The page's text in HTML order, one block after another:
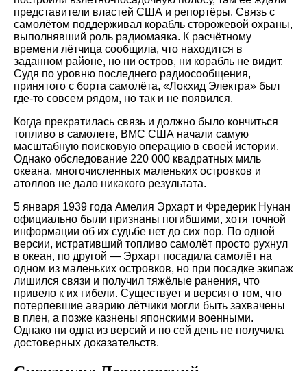
представители властей США и репортёры. Связь с
самолётом поддерживал корабль сторожевой охраны,
выполнявший роль радиомаяка. К расчётному
времени лётчица сообщила, что находится в
заданном районе, но ни остров, ни корабль не видит.
Судя по уровню последнего радиосообщения,
принятого с борта самолёта, «Локхид Электра» был
где-то совсем рядом, но так и не появился.
Когда прекратилась связь и должно было кончиться
топливо в самолете, ВМС США начали самую
масштабную поисковую операцию в своей истории.
Однако обследование 220 000 квадратных миль
океана, многочисленных маленьких островков и
атоллов не дало никакого результата.
5 января 1939 года Амелия Эрхарт и Фредерик Нунан
официально были признаны погибшими, хотя точной
информации об их судьбе нет до сих пор. По одной
версии, истративший топливо самолёт просто рухнул
в океан, по другой — Эрхарт посадила самолёт на
одном из маленьких островков, но при посадке экипаж
лишился связи и получил тяжёлые ранения, что
привело к их гибели. Существует и версия о том, что
потерпевшие аварию лётчики могли быть захвачены
в плен, а позже казнены японскими военными.
Однако ни одна из версий и по сей день не получила
достоверных доказательств.